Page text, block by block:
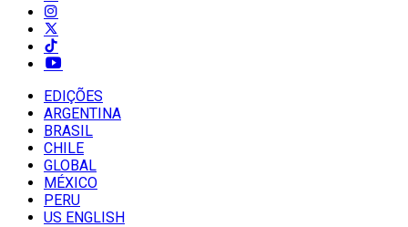
EDIÇÕES
ARGENTINA
BRASIL
CHILE
GLOBAL
MÉXICO
PERU
US ENGLISH